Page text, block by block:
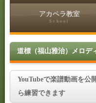
アカペラ教室
School
道標（福山雅治）メロデ
YouTubeで楽譜動画を公
ら練習できます